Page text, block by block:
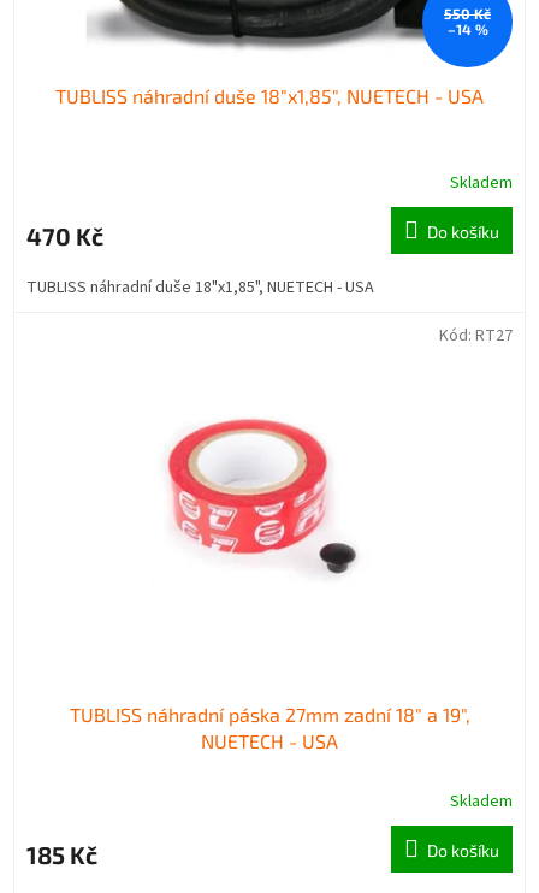
550 Kč
–14 %
TUBLISS náhradní duše 18"x1,85", NUETECH - USA
Skladem
470 Kč Do košíku
TUBLISS náhradní duše 18"x1,85", NUETECH - USA
TUBLISS náhradní páska 27mm zadní 18" a 19",
NUETECH - USA
Skladem
185 Kč Do košíku
Kód: RT27